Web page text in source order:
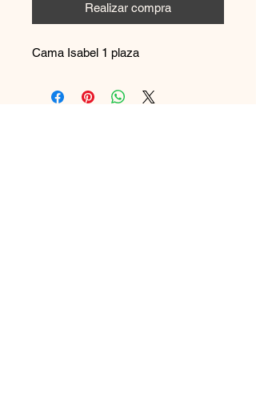
Realizar compra
Cama Isabel 1 plaza